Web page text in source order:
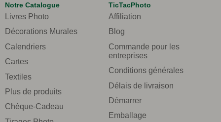
Notre Catalogue
Livres Photo
Décorations Murales
Calendriers
Cartes
Textiles
Plus de produits
Chèque-Cadeau
TicTacPhoto
Affiliation
Blog
Commande pour les
entreprises
Conditions générales
Délais de livraison
Démarrer
Emballage